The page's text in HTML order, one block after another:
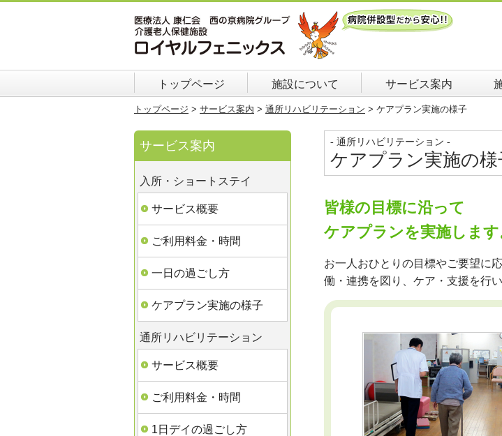
トップページ 施設について サービス案内
トップページ > サービス案内 > 通所リハビリテーション > ケアプラン実施の様子
- 通所リハビリテーション -
ケアプラン実施の様
皆様の目標に沿って
ケアプランを実施します
お一人おひとりの目標やご要望に
働・連携を図り、ケア・支援を行い
サービス案内
入所・ショートステイ
サービス概要
ご利用料金・時間
一日の過ごし方
ケアプラン実施の様子
通所リハビリテーション
サービス概要
ご利用料金・時間
1日デイの過ごし方